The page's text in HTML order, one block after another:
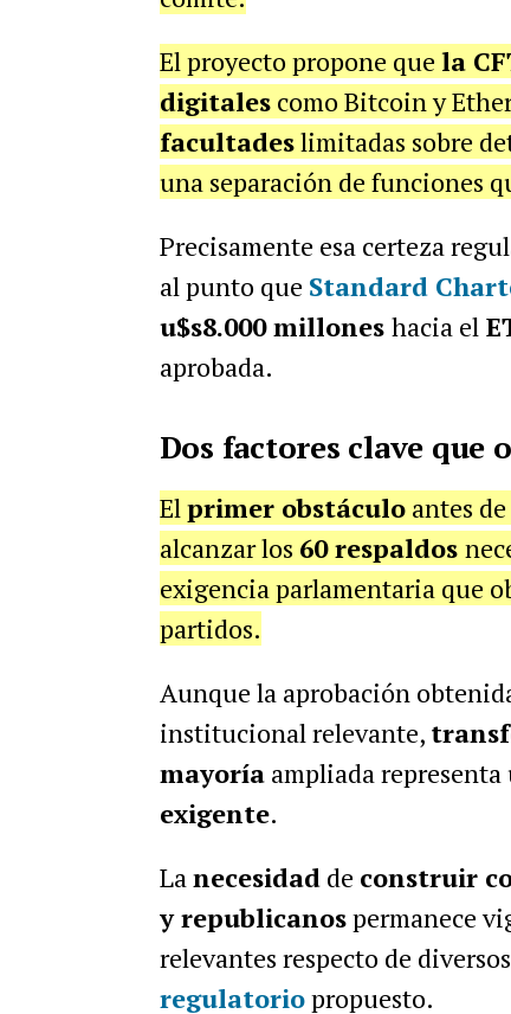
El proyecto propone que la
digitalescomo Bitcoin y
facultadeslimitadas sobre
una separación de funciones
Precisamente esa certeza
al punto que Standard
u$s8.000 millones hacia el
aprobada.
Dos factores clave que
Elprimer obstáculoantes
alcanzar los 60 respaldos
exigencia parlamentaria que
partidos.
Aunque la aprobación
institucional relevante,
mayoríaampliada representa
exigente.
Lanecesidadde construir
y republicanospermanece
relevantes respecto de
regulatoriopropuesto.